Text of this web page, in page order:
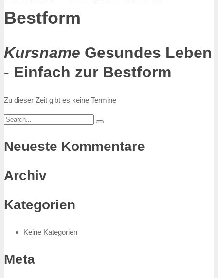
Bestform
Kursname Gesundes Leben
- Einfach zur Bestform
Zu dieser Zeit gibt es keine Termine
Neueste Kommentare
Archiv
Kategorien
Keine Kategorien
Meta